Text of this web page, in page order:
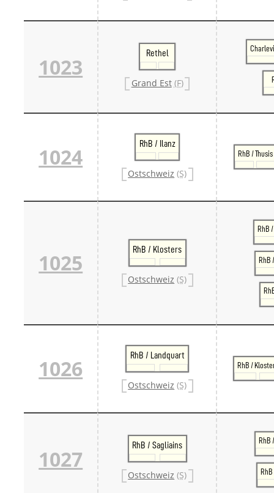
1023
Rethel
Grand Est (F)
1024
RhB / Ilanz
Ostschweiz (S)
RhB / Thusis
1025
RhB / Klosters
Ostschweiz (S)
RhB
RhB
1026
RhB / Landquart
Ostschweiz (S)
RhB /
1027
RhB / Sagliains
Ostschweiz (S)
RhB